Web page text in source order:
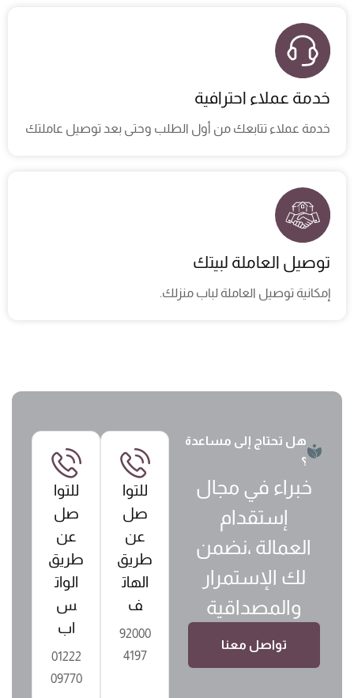
خدمة عملاء احترافية
خدمة عملاء تتابعك من أول الطلب وحتى بعد توصيل عاملتك​
توصيل العاملة لبيتك
إمكانية توصيل العاملة لباب منزلك. ​
هل تحتاج إلى مساعدة
؟
خبراء في مجال
إستقدام
العمالة ،نضمن
لك الإستمرار
والمصداقية
تواصل معنا
للتوا
صل
عن
طريق
الهات
ف
92000
4197
للتوا
صل
عن
طريق
الوات
س
اب
01222
09770